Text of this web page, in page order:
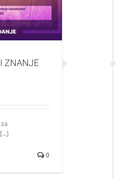
ZNANJE
0